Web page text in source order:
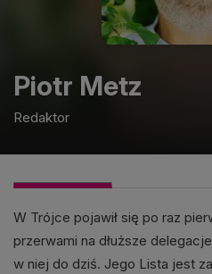
Piotr Metz
Redaktor
W Trójce pojawił się po raz
przerwami na dłuższe
w niej do dziś. Jego Lista jest